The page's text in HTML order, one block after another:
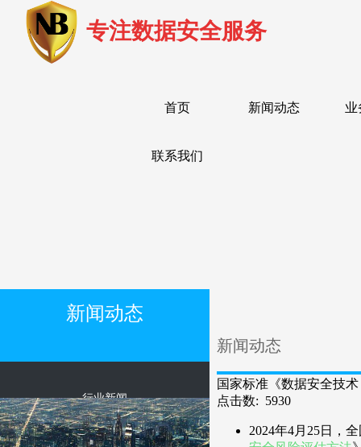
首页 新闻动态 业
联系我们
专注数据安全服务
新闻动态
行业新闻
新闻动态
国家标准《数据安全技
点击数: 5930
2024年4月25日，